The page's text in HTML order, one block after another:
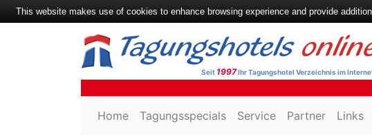
Seit 1997Ihr Tagungshotel Verzeichnis im
Home Tagungsspecials Service Partner Links
This website makes use of cookies to enhance browsing experience and provide